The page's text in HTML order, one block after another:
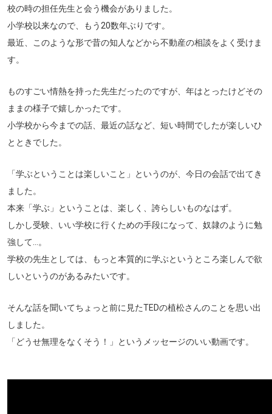
校の時の担任先生と会う機会がありました。
小学校以来なので、もう20数年ぶりです。
最近、このような形で昔の知人などから不動産の相談をよく受けま
す。
ものすごい情熱を持った先生だったのですが、年はとったけどその
ままの様子で嬉しかったです。
小学校から今までの話、最近の話など、短い時間でしたが楽しいひ
とときでした。
「学ぶということは楽しいこと」というのが、今日の会話で出てき
ました。
本来「学ぶ」ということは、楽しく、誇らしいものなはず。
しかし受験、いい学校に行くための手段になって、奴隷のように勉
強して...。
学校の先生としては、もっと本質的に学ぶというところ楽しんで欲
しいというのがあるみたいです。
そんな話を聞いてちょっと前に見たTEDの植松さんのことを思い出
しました。
「どうせ無理をなくそう！」というメッセージのいい動画です。